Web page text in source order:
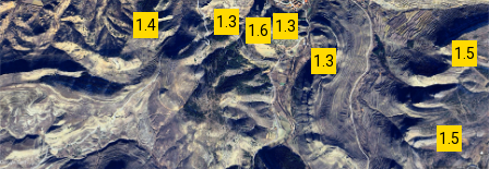
1.3
1.3
1.3
1.4
1.5
1.5
1.6